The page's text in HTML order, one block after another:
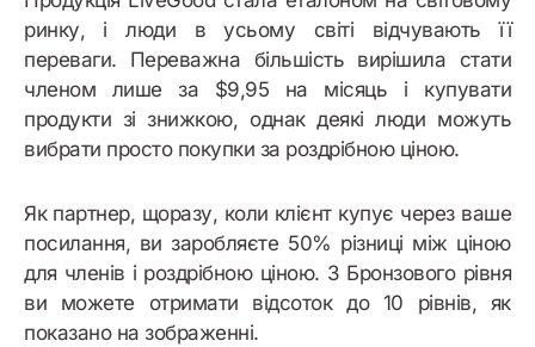
ринку, і люди в усьому світі відчувають її
переваги. Переважна більшість вирішила стати
членом лише за $9,95 на місяць і купувати
продукти зі знижкою, однак деякі люди можуть
вибрати просто покупки за роздрібною ціною.
Як партнер, щоразу, коли клієнт купує через ваше
посилання, ви заробляєте 50% різниці між ціною
для членів і роздрібною ціною. З Бронзового рівня
ви можете отримати відсоток до 10 рівнів, як
показано на зображенні.